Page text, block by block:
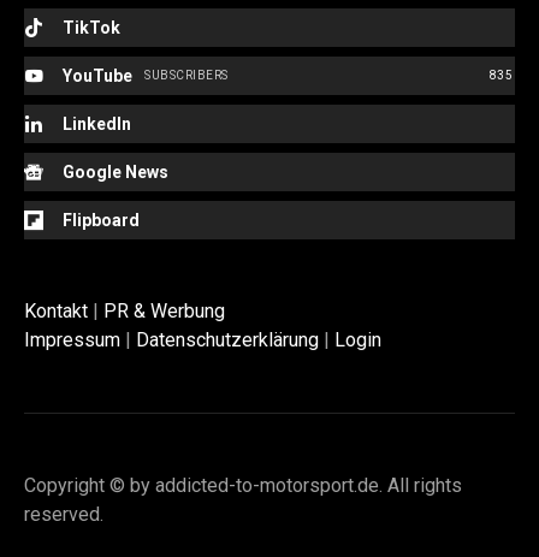
TikTok
YouTube 835
SUBSCRIBERS
LinkedIn
Google News
Flipboard
Kontakt | PR & Werbung
Impressum | Datenschutzerklärung | Login
Copyright © by addicted-to-motorsport.de. All rights
reserved.